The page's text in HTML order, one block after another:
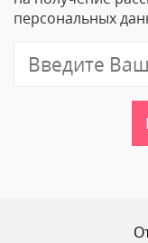
персональных